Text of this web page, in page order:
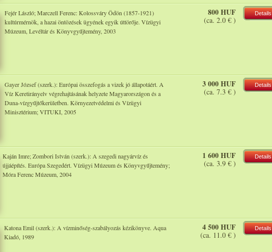
Fejér László; Marczell Ferenc: Kolossváry Ödön (1857-1921)
kultúrmérnök, a hazai öntözések ügyének egyik úttörője. Vízügyi
Múzeum, Levéltár és Könyvgyűjtemény, 2003
800 HUF
(ca. 2.0 € )
Details
Gayer József (szerk.): Európai összefogás a vizek jó állapotáért. A
Víz Keretirányelv végrehajtásának helyzete Magyarországon és a
Duna-vízgyűjtőkerületben. Környezetvédelmi és Vízügyi
Minisztérium; VITUKI, 2005
3 000 HUF
(ca. 7.3 € )
Details
Kaján Imre; Zombori István (szerk.): A szegedi nagyárvíz és
újjáépítés. Európa Szegedért. Vízügyi Múzeum és Könyvgyűjtemény;
Móra Ferenc Múzeum, 2004
1 600 HUF
(ca. 3.9 € )
Details
Katona Emil (szerk.): A vízminőség-szabályozás kézikönyve. Aqua
Kiadó, 1989
4 500 HUF
(ca. 11.0 € )
Details